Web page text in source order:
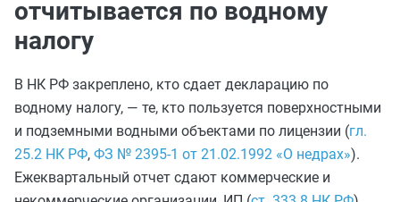
отчитывается по водному
налогу
В НК РФ закреплено, кто сдает декларацию по
водному налогу, — те, кто пользуется поверхностными
и подземными водными объектами по лицензии (гл.
25.2 НК РФ, ФЗ № 2395-1 от 21.02.1992 «О недрах»).
Ежеквартальный отчет сдают коммерческие и